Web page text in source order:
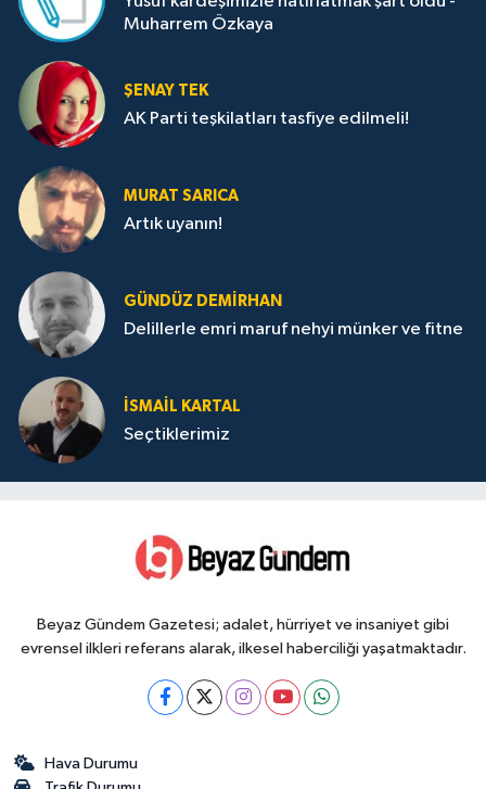
Muharrem Özkaya
ŞENAY TEK
AK Parti teşkilatları tasfiye edilmeli!
MURAT SARICA
Artık uyanın!
GÜNDÜZ DEMIRHAN
Delillerle emri maruf nehyi münker ve fitne
İSMAIL KARTAL
Seçtiklerimiz
Beyaz Gündem Gazetesi; adalet, hürriyet ve insaniyet gibi
evrensel ilkleri referans alarak, ilkesel haberciliği yaşatmaktadır.
Hava Durumu